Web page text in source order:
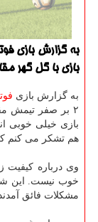
به گزارش بازی
بازی با گل گهر
به گزارش بازی
۲ بر صفر تیمش
بازی خیلی خوبی
هم تشكر می كنم كه
وی درباره كیفیت
خوب نیست. این
مشكلات فائق